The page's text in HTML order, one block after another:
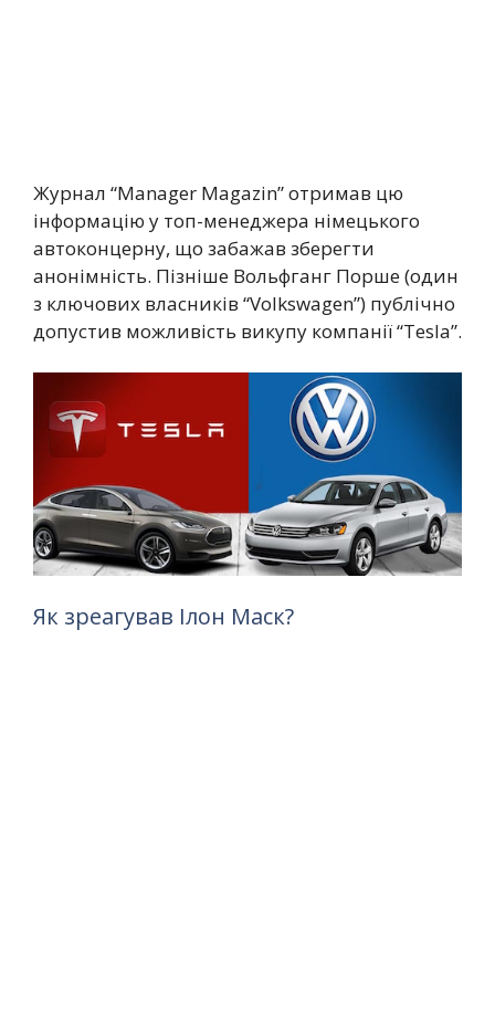
Журнал “Manager Magazin” отримав цю
інформацію у топ-менеджера німецького
автоконцерну, що забажав зберегти
анонімність. Пізніше Вольфганг Порше (один
з ключових власників “Volkswagen”) публічно
допустив можливість викупу компанії “Tesla”.
Як зреагував Ілон Маск?